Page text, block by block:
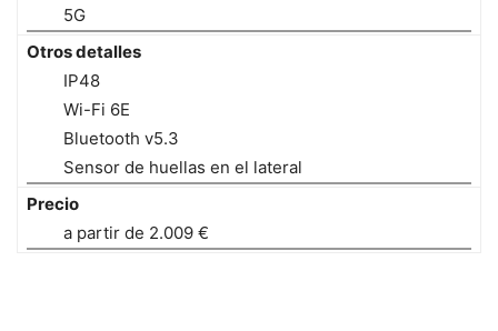
5G
Otros detalles
IP48
Wi-Fi 6E
Bluetooth v5.3
Sensor de huellas en el lateral
Precio
a partir de 2.009 €